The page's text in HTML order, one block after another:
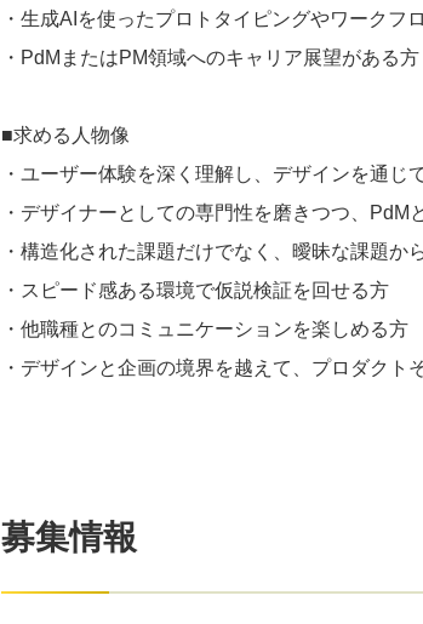
・生成AIを使ったプロトタイピングやワークフ
・PdMまたはPM領域へのキャリア展望がある方
■求める人物像
・ユーザー体験を深く理解し、デザインを通じ
・デザイナーとしての専門性を磨きつつ、PdM
・構造化された課題だけでなく、曖昧な課題か
・スピード感ある環境で仮説検証を回せる方
・他職種とのコミュニケーションを楽しめる方
・デザインと企画の境界を越えて、プロダクト
募集情報